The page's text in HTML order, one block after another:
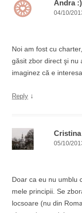
Andra :)
04/10/
Noi am fost cu
găsit zbor direct şi nu
imaginez că e
Reply ↓
Cristina
05/10/
Doar ca eu nu umblu
mele principii. Se
locsoare (nu din